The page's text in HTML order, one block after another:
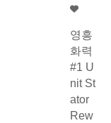
영흥
화력
#1 U
nit St
ator
Rew